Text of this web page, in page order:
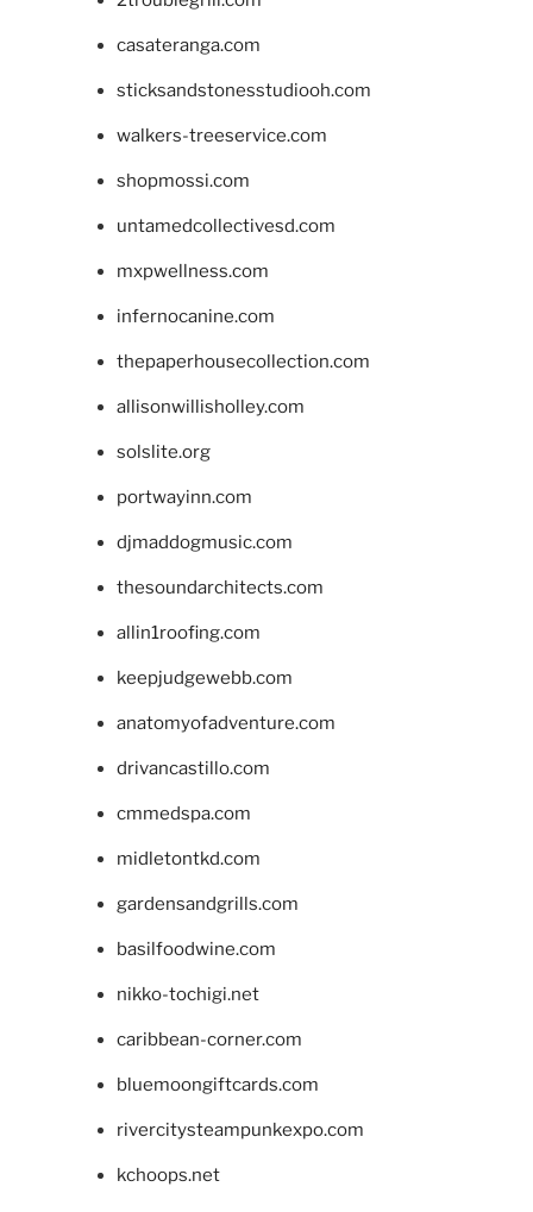
casateranga.com
sticksandstonesstudiooh.com
walkers-treeservice.com
shopmossi.com
untamedcollectivesd.com
mxpwellness.com
infernocanine.com
thepaperhousecollection.com
allisonwillisholley.com
solslite.org
portwayinn.com
djmaddogmusic.com
thesoundarchitects.com
allin1roofing.com
keepjudgewebb.com
anatomyofadventure.com
drivancastillo.com
cmmedspa.com
midletontkd.com
gardensandgrills.com
basilfoodwine.com
nikko-tochigi.net
caribbean-corner.com
bluemoongiftcards.com
rivercitysteampunkexpo.com
kchoops.net